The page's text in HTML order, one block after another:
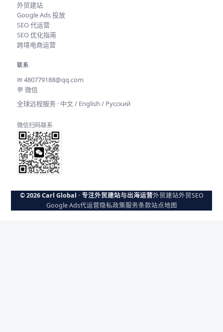
外贸建站
Google Ads 投放
SEO 代运营
SEO 优化指南
跨境电商运营
联系
✉480779188@qq.com
💬 微信
全球远程服务 · 中文 / English / Русский
微信扫码联系
© 2026 Carl Global · 专注外贸建站与出海运营外贸建站外贸SEO
Google Ads代运营隐私政策服务条款站点地图